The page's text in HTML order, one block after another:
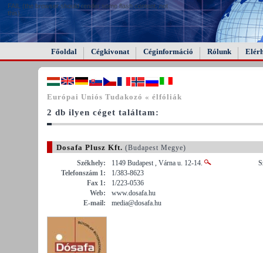
FAIL (the browser should render some flash content, not
this).
Főoldal Cégkivonat Céginformáció Rólunk
Európai Uniós Tudakozó « élfóliák
2 db ilyen céget találtam:
Dosafa Plusz Kft. (Budapest Megye)
Székhely:
1149 Budapest , Várna u. 12-14.
Telefonszám 1:
1/383-8623
Fax 1:
1/223-0536
Web:
www.dosafa.hu
E-mail:
media@dosafa.hu